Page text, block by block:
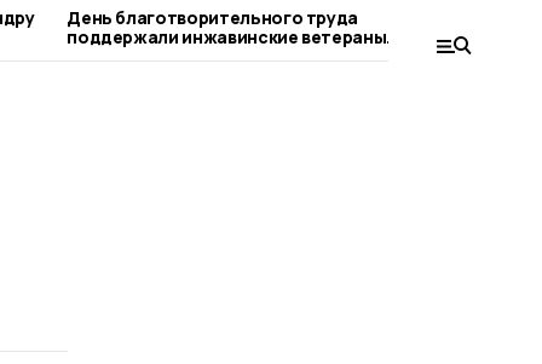
День благотворительного труда
поддержали инжавинские ветераны
боевых действий